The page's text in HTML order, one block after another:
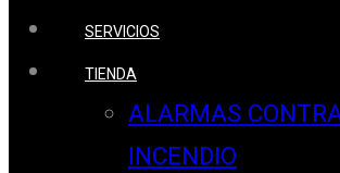
SERVICIOS
TIENDA
ALARMAS
INCENDIO